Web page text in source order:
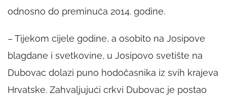
odnosno do preminuća 2014. godine.
– Tijekom cijele godine, a osobito na Josipove
blagdane i svetkovine, u Josipovo svetište na
Dubovac dolazi puno hodočasnika iz svih krajeva
Hrvatske. Zahvaljujući crkvi Dubovac je postao